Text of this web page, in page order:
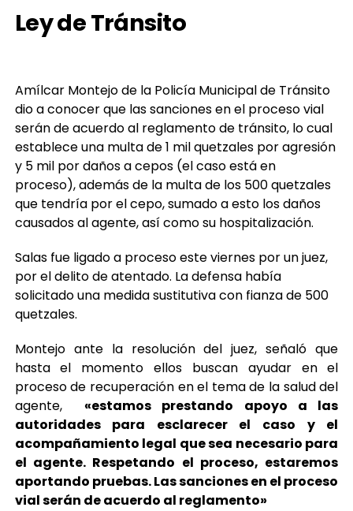
Ley de Tránsito
Amílcar Montejo de la Policía Municipal de Tránsito
dio a conocer que las sanciones en el proceso vial
serán de acuerdo al reglamento de tránsito, lo cual
establece una multa de 1 mil quetzales por agresión
y 5 mil por daños a cepos (el caso está en
proceso), además de la multa de los 500 quetzales
que tendría por el cepo, sumado a esto los daños
causados al agente, así como su hospitalización.
Salas fue ligado a proceso este viernes por un juez,
por el delito de atentado. La defensa había
solicitado una medida sustitutiva con fianza de 500
quetzales.
Montejo ante la resolución del juez, señaló que
hasta el momento ellos buscan ayudar en el
proceso de recuperación en el tema de la salud del
agente, «estamos prestando apoyo a las
autoridades para esclarecer el caso y el
acompañamiento legal que sea necesario para
el agente. Respetando el proceso, estaremos
aportando pruebas. Las sanciones en el proceso
vial serán de acuerdo al reglamento»